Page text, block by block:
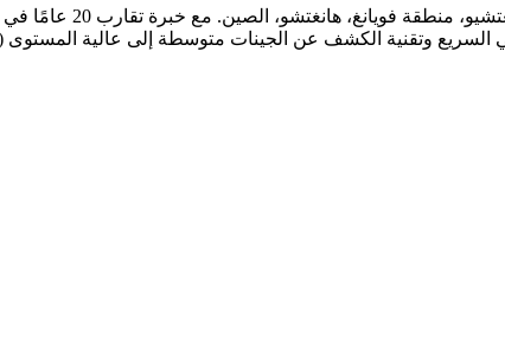
تقع شركة هانغتشو
وتقنية الكشف عن الجينات متوسطة إلى عالية المستوى